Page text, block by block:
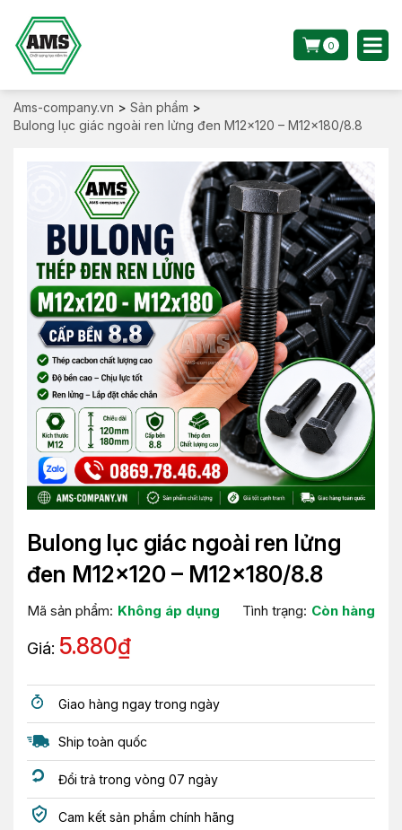
0
Ams-company.vn > Sản phẩm >
Bulong lục giác ngoài ren lửng đen M12x120 – M12x180/8.8
Bulong lục giác ngoài ren lửng
đen M12x120 – M12x180/8.8
Mã sản phẩm: Không áp dụng Tình trạng: Còn hàng
Giá: 5.880₫
Giao hàng ngay trong ngày
Ship toàn quốc
Đổi trả trong vòng 07 ngày
Cam kết sản phẩm chính hãng